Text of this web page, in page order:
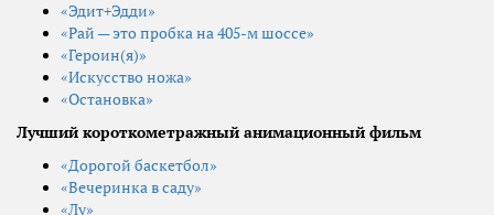
«Эдит+Эдди»
«Рай — это пробка на 405-м шоссе»
«Героин(я)»
«Искусство ножа»
«Остановка»
Лучший короткометражный анимационный фильм
«Дорогой баскетбол»
«Вечеринка в саду»
«Лу»